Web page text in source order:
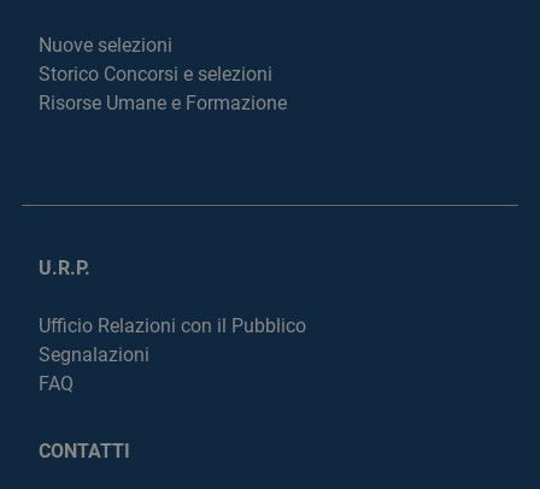
Nuove selezioni
Storico Concorsi e selezioni
Risorse Umane e Formazione
U.R.P.
Ufficio Relazioni con il Pubblico
Segnalazioni
FAQ
CONTATTI